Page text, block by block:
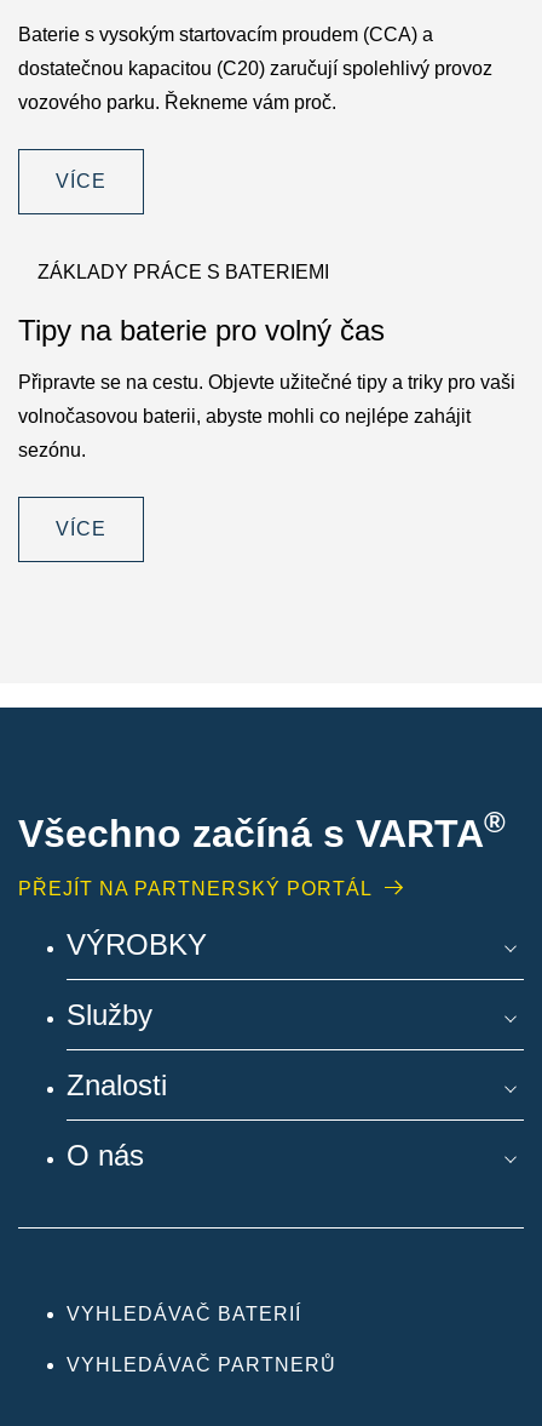
Baterie s vysokým startovacím proudem (CCA) a
dostatečnou kapacitou (C20) zaručují spolehlivý provoz
vozového parku. Řekneme vám proč.
VÍCE
ZÁKLADY PRÁCE S BATERIEMI
Tipy na baterie pro volný čas
Připravte se na cestu. Objevte užitečné tipy a triky pro vaši
volnočasovou baterii, abyste mohli co nejlépe zahájit
sezónu.
VÍCE
Všechno začíná s VARTA®
PŘEJÍT NA PARTNERSKÝ PORTÁL
VÝROBKY
Služby
Znalosti
O nás
VYHLEDÁVAČ BATERIÍ
VYHLEDÁVAČ PARTNERŮ